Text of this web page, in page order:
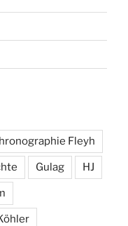
Fleyh
Gulag HJ